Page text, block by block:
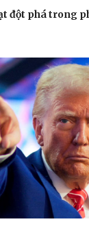
đột phá trong